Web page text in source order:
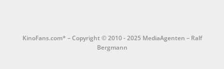
KinoFans.com* – Copyright © 2010 - 2025 MediaAgenten – Ralf
Bergmann